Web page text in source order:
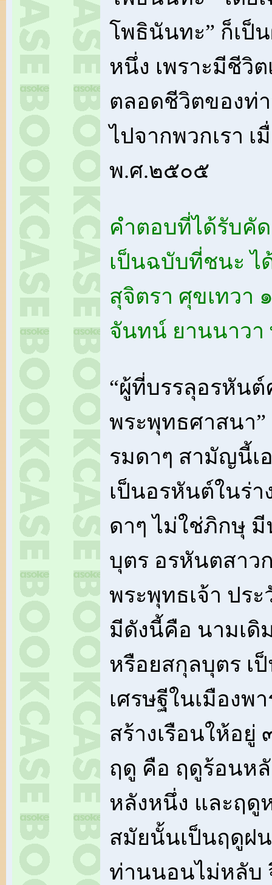
โพธินันทะ” ก็เป็
หนึ่ง เพราะมีชีวิ
ตลอดชีวิตของท่
ไปจากพวกเรา เ
พ.ศ.๒๕๐๕
คำตอบที่ได้รับคั
เป็นฉบับที่ชนะ
สุจิตรา ศุขเทวา
จันทน์ ยานนาวา
“ผู้ที่บรรลุอรหัน
พระพุทธศาสนา
รมดาๆ สามัญนี้เ
เป็นอรหันต์ในร่
ดาๆ ไม่ใช่ภิกษุ
บุตร อรหันตสาว
พระพุทธเจ้า ปร
มีดังนี้คือ นามเดิ
หรือยสกุลบุตร เ
เศรษฐีในเมืองพ
สร้างเรือนให้อยู่
ฤดู คือ ฤดูร้อนห
หลังหนึ่ง และฤดู
สมัยนั้นเป็นฤดูฝ
ท่านนอนไม่หลับ